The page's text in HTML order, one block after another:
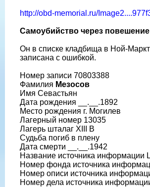
http://obd-memorial.ru/
Самоубийство через повешение
Он в списке кладбища в Ной-
записана с ошибкой.
Номер записи 70803388
Фамилия Мезосов
Имя Севастьян
Дата рождения __.__.1892
Место рождения г. Могилев
Лагерный номер 13035
Лагерь шталаг XIII B
Судьба погиб в плену
Дата смерти __.__.1942
Название источника
Номер фонда источника
Номер описи источника
Номер дела источника